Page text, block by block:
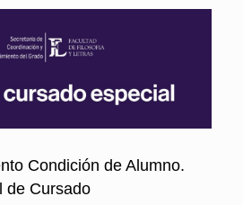
Condición de Alumno.
de Cursado